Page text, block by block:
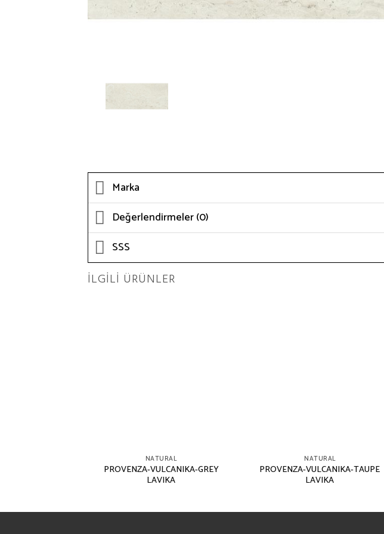
Marka
Değerlendirmeler (0)
SSS
İLGILI ÜRÜNLER
NATURAL
PROVENZA-VULCANIKA-GREY
LAVIKA
NATURAL
PROVENZA-VULCANIKA-TAUPE
LAVIKA